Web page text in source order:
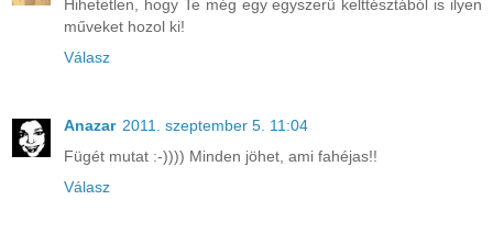
Hihetetlen, hogy Te még egy egyszerű kelttésztából is ilyen
műveket hozol ki!
Válasz
Anazar 2011. szeptember 5. 11:04
Fügét mutat :-)))) Minden jöhet, ami fahéjas!!
Válasz